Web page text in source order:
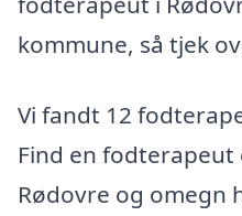
kommune, så tjek
Vi fandt 12
Find en
Rødovre og omegn